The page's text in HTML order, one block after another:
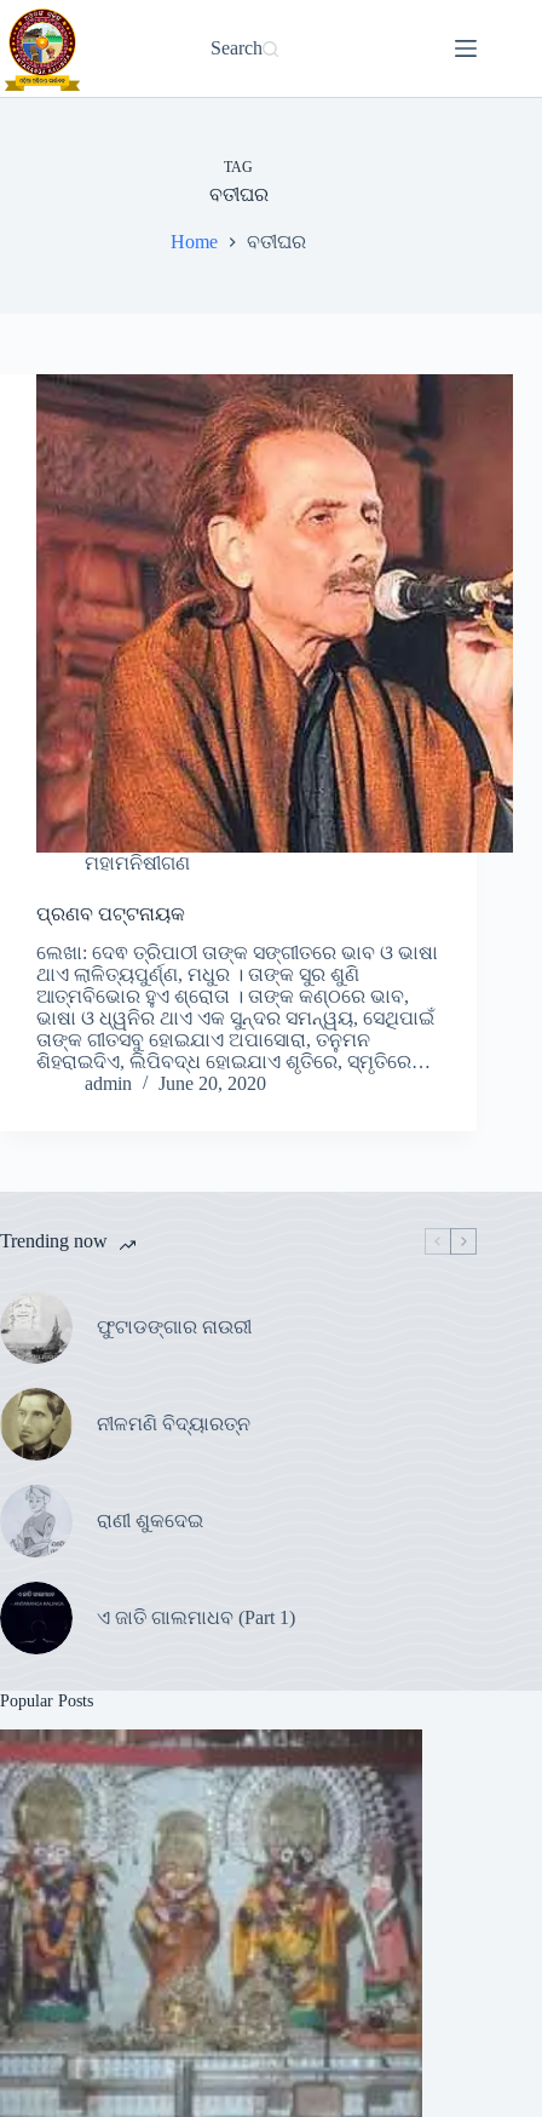
Skip
to
content
Search
TAG
ବତୀଘର
Home ବତୀଘର
ମହାମନିଷୀଗଣ
ପ୍ରଣବ ପଟ୍ଟନାୟକ
ଲେଖା: ଦେଵ ତ୍ରିପାଠୀ ତାଙ୍କ ସଙ୍ଗୀତରେ ଭାବ ଓ ଭାଷା
ଥାଏ ଲାଳିତ୍ୟପୁର୍ଣ୍ଣ, ମଧୁର । ତାଙ୍କ ସୁର ଶୁଣି
ଆତ୍ମବିଭୋର ହୁଏ ଶ୍ରୋତା । ତାଙ୍କ କଣ୍ଠରେ ଭାବ,
ଭାଷା ଓ ଧ୍ୱନିର ଥାଏ ଏକ ସୁନ୍ଦର ସମନ୍ୱୟ, ସେଥିପାଇଁ
ତାଙ୍କ ଗୀତସବୁ ହୋଇଯାଏ ଅପାସୋରା, ତନୁମନ
ଶିହରାଇଦିଏ, ଲିପିବଦ୍ଧ ହୋଇଯାଏ ଶୃତିରେ, ସ୍ମୃତିରେ…
admin
June 20, 2020
Trending now
ଫୁଟାଡଙ୍ଗାର ନାଉରୀ
ନୀଳମଣି ବିଦ୍ୟାରତ୍ନ
ରାଣୀ ଶୁକଦେଇ
ଏ ଜାତି ଗାଲମାଧବ (Part 1)
Popular Posts